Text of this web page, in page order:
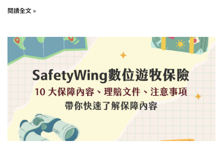
閱讀全文 »